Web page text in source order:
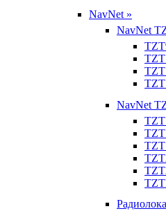
NavNet »
NavNet
NavNet